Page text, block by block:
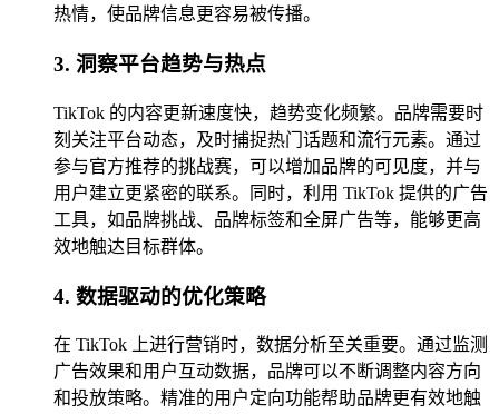
热情，使品牌信息更容易被传播。
3. 洞察平台趋势与热点
TikTok 的内容更新速度快，趋势变化频繁。品牌需要时
刻关注平台动态，及时捕捉热门话题和流行元素。通过
参与官方推荐的挑战赛，可以增加品牌的可见度，并与
用户建立更紧密的联系。同时，利用 TikTok 提供的广告
工具，如品牌挑战、品牌标签和全屏广告等，能够更高
效地触达目标群体。
4. 数据驱动的优化策略
在 TikTok 上进行营销时，数据分析至关重要。通过监测
广告效果和用户互动数据，品牌可以不断调整内容方向
和投放策略。精准的用户定向功能帮助品牌更有效地触